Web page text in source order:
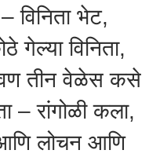
विनिता भेट,
गेल्या विनिता,
तीन वेळेस कसे
– रांगोळी कला,
लोचन आणि